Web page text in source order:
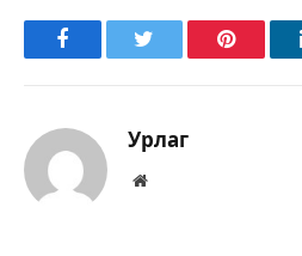
FacebookTwitter Pinterest
Урлаг
Вэбсайт